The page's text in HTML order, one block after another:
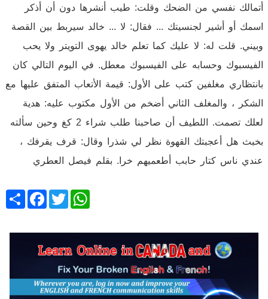
أتمالك نفسي من الضحك وقلت: طيب أنشرها دون أن أذكر
اسمك أو أشير لجنسيتك ... فقال: لا ... خالد سيربط بين القصة
وبيني. قلت له: لا عليك كما تعلم خالد يهوى التويتر ولا يحب
الفيسبوك وحسابه على الفيسبوك معطل. في اليوم التالي كان
بانتظاري مغلفين كتب على الأول: قيمة الأتعاب المتفق عليها مع
الشكر ، والمغلف الثاني أضخم من الأول مكتوب عليه: هدية
لعلك تصمت. اللطيف أن صاحبنا طلب شراء 2 كغ وحين سألته
بخبث هل أعجبتك القهوة نظر لي شذرا وقال: قرف يقرفك ،
عندي ناس كتار حابب أطعميهم خرا. بقلم فيصل العطري
Share
FacebookTwitter
WhatsApp